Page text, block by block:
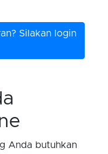
Silakan login
Anda butuhkan